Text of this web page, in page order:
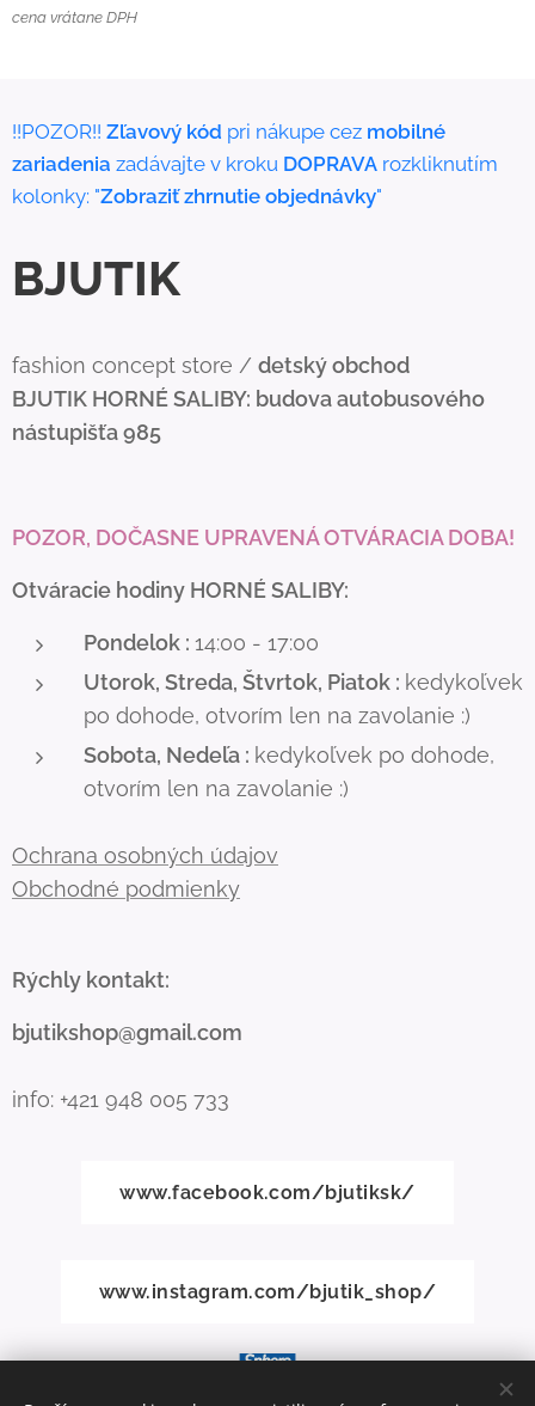
cena vrátane DPH
!!POZOR!! Zľavový kód pri nákupe cez mobilné
zariadenia zadávajte v kroku DOPRAVA rozkliknutím
kolonky: "Zobraziť zhrnutie objednávky"
BJUTIK
fashion concept store / detský obchod
BJUTIK HORNÉ SALIBY: budova autobusového
nástupišťa 985
POZOR, DOČASNE UPRAVENÁ OTVÁRACIA DOBA!
Otváracie hodiny HORNÉ SALIBY:
Pondelok : 14:00 - 17:00
Utorok, Streda, Štvrtok, Piatok : kedykoľvek
po dohode, otvorím len na zavolanie :)
Sobota, Nedeľa : kedykoľvek po dohode,
otvorím len na zavolanie :)
Ochrana osobných údajov
Obchodné podmienky
Rýchly kontakt:
bjutikshop@gmail.com
info: +421 948 005 733
www.facebook.com/bjutiksk/
www.instagram.com/bjutik_shop/